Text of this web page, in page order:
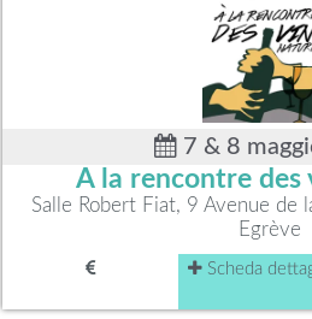
7 & 8
A la rencontre des
Salle Robert Fiat, 9 Avenue de
Egrève
Scheda